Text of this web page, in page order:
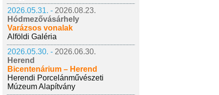
2026.05.31. - 2026.08.23.
Hódmezővásárhely
Varázsos vonalak
Alföldi Galéria
2026.05.30. - 2026.06.30.
Herend
Bicentenárium – Herend
Herendi Porcelánművészeti
Múzeum Alapítvány